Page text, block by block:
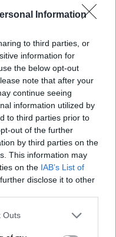
Information
to third parties, or
information for
the below opt-out
note that after your
continue seeing
information utilized by
to third parties prior to
out of the further
by third parties on the
This information may
on the IAB’s List of
disclose it to other
Outs
ΝΕΑ